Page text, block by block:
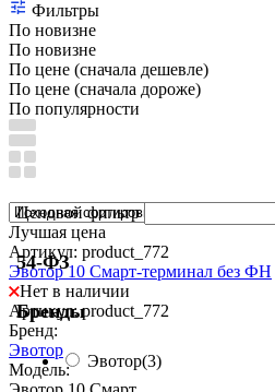
Фильтры
По новизне
По новизне
По цене (сначала дешевле)
По цене (сначала дороже)
По популярности
Ценовой фильтр
54-ФЗ
Бренды
Эвотор(3)
Лучшая цена
Артикул: product_772
Эвотор 10 Смарт-терминал без ФН
Нет в наличии
Артикул: product_772
Бренд:
Эвотор
Модель: